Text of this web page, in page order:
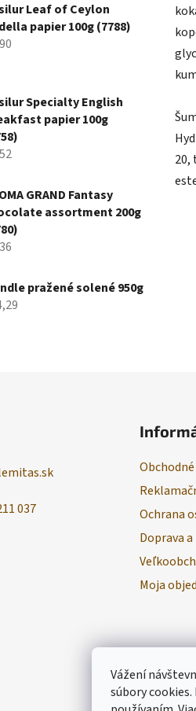
Vážení
súbory
Leaf of Ceylon
papier 100g (7788)
Specialty English
papier 100g
GRAND Fantasy
assortment 200g
pražené solené 950g
20,
037
Ochrana
Doprava
Moja